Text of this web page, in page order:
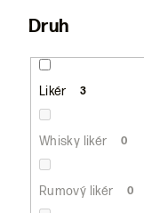
Druh
Likér 3
Whisky likér 0
Rumový likér 0